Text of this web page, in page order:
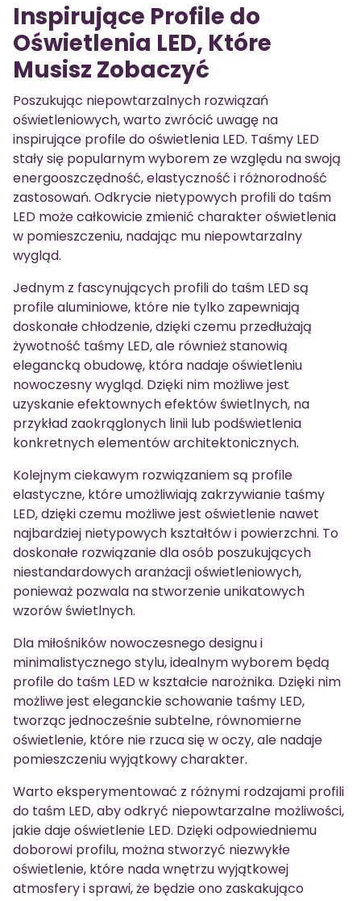
Inspirujące Profile do
Oświetlenia LED, Które
Musisz Zobaczyć
Poszukując niepowtarzalnych rozwiązań
oświetleniowych, warto zwrócić uwagę na
inspirujące profile do oświetlenia LED. Taśmy LED
stały się popularnym wyborem ze względu na swoją
energooszczędność, elastyczność i różnorodność
zastosowań. Odkrycie nietypowych profili do taśm
LED może całkowicie zmienić charakter oświetlenia
w pomieszczeniu, nadając mu niepowtarzalny
wygląd.
Jednym z fascynujących profili do taśm LED są
profile aluminiowe, które nie tylko zapewniają
doskonałe chłodzenie, dzięki czemu przedłużają
żywotność taśmy LED, ale również stanowią
elegancką obudowę, która nadaje oświetleniu
nowoczesny wygląd. Dzięki nim możliwe jest
uzyskanie efektownych efektów świetlnych, na
przykład zaokrąglonych linii lub podświetlenia
konkretnych elementów architektonicznych.
Kolejnym ciekawym rozwiązaniem są profile
elastyczne, które umożliwiają zakrzywianie taśmy
LED, dzięki czemu możliwe jest oświetlenie nawet
najbardziej nietypowych kształtów i powierzchni. To
doskonałe rozwiązanie dla osób poszukujących
niestandardowych aranżacji oświetleniowych,
ponieważ pozwala na stworzenie unikatowych
wzorów świetlnych.
Dla miłośników nowoczesnego designu i
minimalistycznego stylu, idealnym wyborem będą
profile do taśm LED w kształcie narożnika. Dzięki nim
możliwe jest eleganckie schowanie taśmy LED,
tworząc jednocześnie subtelne, równomierne
oświetlenie, które nie rzuca się w oczy, ale nadaje
pomieszczeniu wyjątkowy charakter.
Warto eksperymentować z różnymi rodzajami profili
do taśm LED, aby odkryć niepowtarzalne możliwości,
jakie daje oświetlenie LED. Dzięki odpowiedniemu
doborowi profilu, można stworzyć niezwykłe
oświetlenie, które nada wnętrzu wyjątkowej
atmosfery i sprawi, że będzie ono zaskakująco